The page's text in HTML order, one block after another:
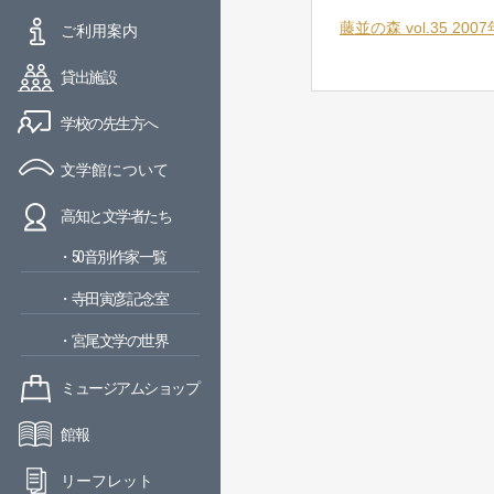
ご利用案内
貸出施設
学校の先生方へ
文学館について
高知と文学者たち
・50音別作家一覧
・寺田寅彦記念室
・宮尾文学の世界
ミュージアムショップ
館報
リーフレット
藤並の森 vol.35 2007